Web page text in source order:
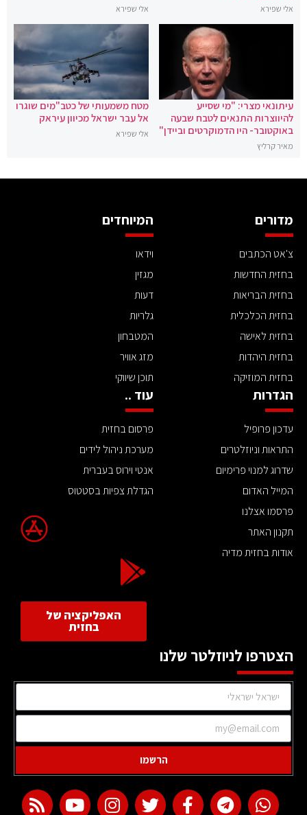
אלי שפירא אלי שפירא
עיתונאי מצרי: "מי שסייע
להיווצרות התנאים לטבח שבעה
באוקטובר- היו הדמוקרטים וביידן"
מאיר קרליץ
מטח משמעותי של כטב"מים שוגרו
אל עבר ישראל מכיוון עיראק
אלי שפירא
מדורים
צ'אט הכתבים
בחזית החדשות
בחזית הבריאות
בחזית הכלכלית
בחזית לאישה
בחזית היהדות
בחזית המוזיקה
המיוחדים
וידאו
מגזין
דעות
גלריות
המטבחון
מזג אוויר
תוכן שיווקי
הגדרות
עדכון פרופיל
התראות וניוזלטרים
שדרוג למנוי פרימיום
המייל האדום
פרסמו אצלנו
תקנון האתר
אודות בחזית מדיה
עוד ..
פרסום בחזית
מערכת ניהול לידים
אנטי וירוס בעברית
הגדלת צפיות בסטטוס
האפליקציה של
בחזית
הצטרפו לניוזלטר שלנו
הרשמו